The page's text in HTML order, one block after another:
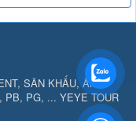
SÂN KHẤU, ÂM
PB, PG, ... YEYE TOUR